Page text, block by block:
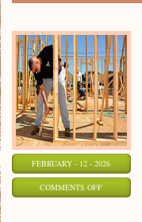
FEBRUARY - 12 - 2026
COMMENTS OFFON